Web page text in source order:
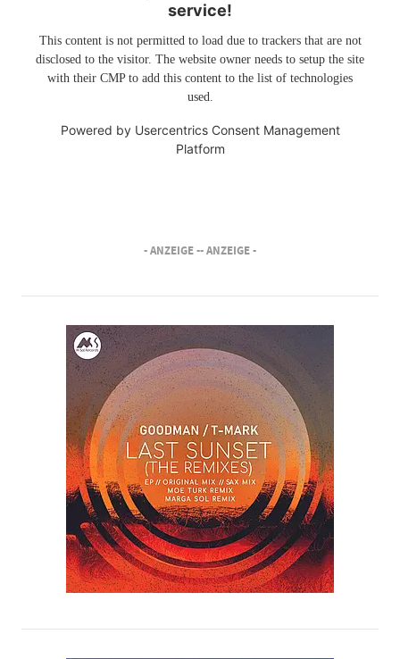
service!
This content is not permitted to load due to trackers that are not
disclosed to the visitor. The website owner needs to setup the site
with their CMP to add this content to the list of technologies
used.
Powered by Usercentrics Consent Management
Platform
- ANZEIGE -- ANZEIGE -